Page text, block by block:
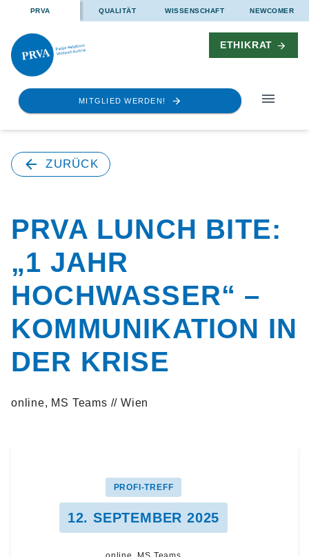
PRVA QUALITÄT WISSENSCHAFT NEWCOMER
ETHIKRAT
MITGLIED WERDEN!
ZURÜCK
PRVA LUNCH BITE:
„1 JAHR
HOCHWASSER“ –
KOMMUNIKATION IN
DER KRISE
online, MS Teams // Wien
PROFI-TREFF
12. SEPTEMBER 2025